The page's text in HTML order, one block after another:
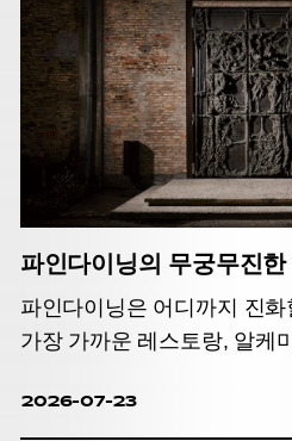
파인다이닝의 무궁무진
파인다이닝은 어디까지 진화
가장 가까운 레스토랑, 알케
2026-07-23